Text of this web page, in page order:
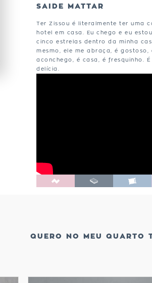
SAIDE MATTAR
Ter Zissou é literalmente ter uma
hotel em casa. Eu chego e eu
cinco estrelas dentro da minha
mesmo, ele me abraça, é gostoso,
aconchego, é casa, é fresquinho. É
delícia.
QUERO NO MEU QUARTO